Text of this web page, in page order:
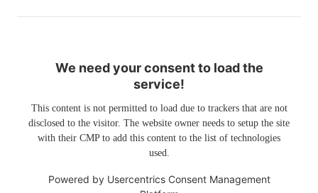
We need your consent to load the
service!
This content is not permitted to load due to trackers that are not
disclosed to the visitor. The website owner needs to setup the site
with their CMP to add this content to the list of technologies
used.
Powered by Usercentrics Consent Management